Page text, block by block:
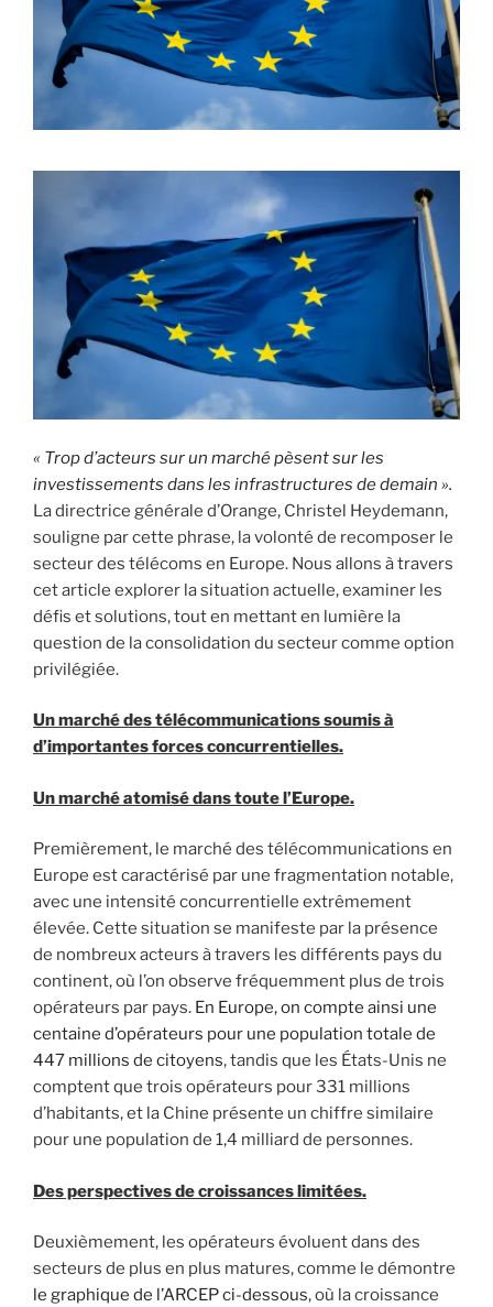
« Trop d’acteurs sur un marché pèsent sur les
investissements dans les infrastructures de demain ».
La directrice générale d’Orange, Christel Heydemann,
souligne par cette phrase, la volonté de recomposer le
secteur des télécoms en Europe. Nous allons à travers
cet article explorer la situation actuelle, examiner les
défis et solutions, tout en mettant en lumière la
question de la consolidation du secteur comme option
privilégiée.
Un marché des télécommunications soumis à
d’importantes forces concurrentielles.
Un marché atomisé dans toute l’Europe.
Premièrement, le marché des télécommunications en
Europe est caractérisé par une fragmentation notable,
avec une intensité concurrentielle extrêmement
élevée. Cette situation se manifeste par la présence
de nombreux acteurs à travers les différents pays du
continent, où l’on observe fréquemment plus de trois
opérateurs par pays. En Europe, on compte ainsi une
centaine d’opérateurs pour une population totale de
447 millions de citoyens, tandis que les États-Unis ne
comptent que trois opérateurs pour 331 millions
d’habitants, et la Chine présente un chiffre similaire
pour une population de 1,4 milliard de personnes.
Des perspectives de croissances limitées.
Deuxièmement, les opérateurs évoluent dans des
secteurs de plus en plus matures, comme le démontre
le graphique de l’ARCEP ci-dessous, où la croissance